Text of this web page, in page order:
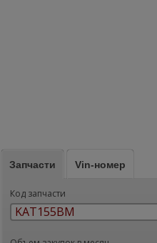
Запчасти Vin-номер
Код запчасти